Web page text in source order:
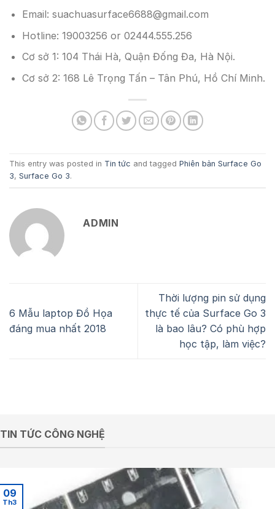
Email: suachuasurface6688@gmail.com
Hotline: 19003256 or 02444.555.256
Cơ sở 1: 104 Thái Hà, Quận Đống Đa, Hà Nội.
Cơ sở 2: 168 Lê Trọng Tấn – Tân Phú, Hồ Chí Minh.
This entry was posted in Tin tức and tagged Phiên bản Surface Go
3, Surface Go 3.
ADMIN
6 Mẫu laptop Đồ Họa
đáng mua nhất 2018
Thời lượng pin sử dụng
thực tế của Surface Go 3
là bao lâu? Có phù hợp
học tập, làm việc?
TIN TỨC CÔNG NGHỆ
09
Th3